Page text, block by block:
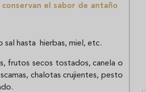
el sabor de antaño
sal hasta hierbas, miel, etc.
frutos secos tostados, canela o
chalotas crujientes, pesto